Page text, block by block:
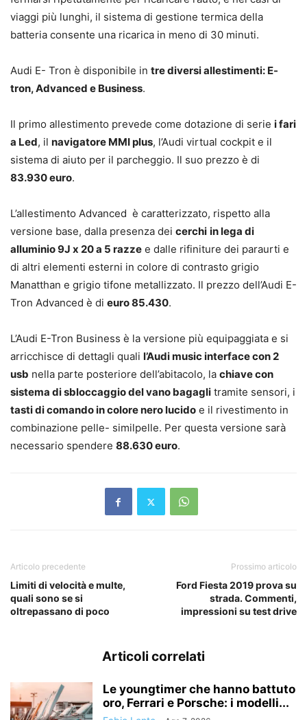
viaggi più lunghi, il sistema di gestione termica della
batteria consente una ricarica in meno di 30 minuti.
Audi E- Tron è disponibile in tre diversi allestimenti: E-
tron, Advanced e Business.
Il primo allestimento prevede come dotazione di serie i fari
a Led, il navigatore MMI plus, l’Audi virtual cockpit e il
sistema di aiuto per il parcheggio. Il suo prezzo è di
83.930 euro.
L’allestimento Advanced è caratterizzato, rispetto alla
versione base, dalla presenza dei cerchi in lega di
alluminio 9J x 20 a 5 razze e dalle rifiniture dei paraurti e
di altri elementi esterni in colore di contrasto grigio
Manatthan e grigio tifone metallizzato. Il prezzo dell’Audi E-
Tron Advanced è di euro 85.430.
L’Audi E-Tron Business è la versione più equipaggiata e si
arricchisce di dettagli quali l’Audi music interface con 2
usb nella parte posteriore dell’abitacolo, la chiave con
sistema di sbloccaggio del vano bagagli tramite sensori, i
tasti di comando in colore nero lucido e il rivestimento in
combinazione pelle- similpelle. Per questa versione sarà
necessario spendere 88.630 euro.
Articolo precedente
Limiti di velocità e multe,
quali sono se si
oltrepassano di poco
Prossimo articolo
Ford Fiesta 2019 prova su
strada. Commenti,
impressioni su test drive
Articoli correlati
Le youngtimer che hanno battuto
oro, Ferrari e Porsche: i modelli...